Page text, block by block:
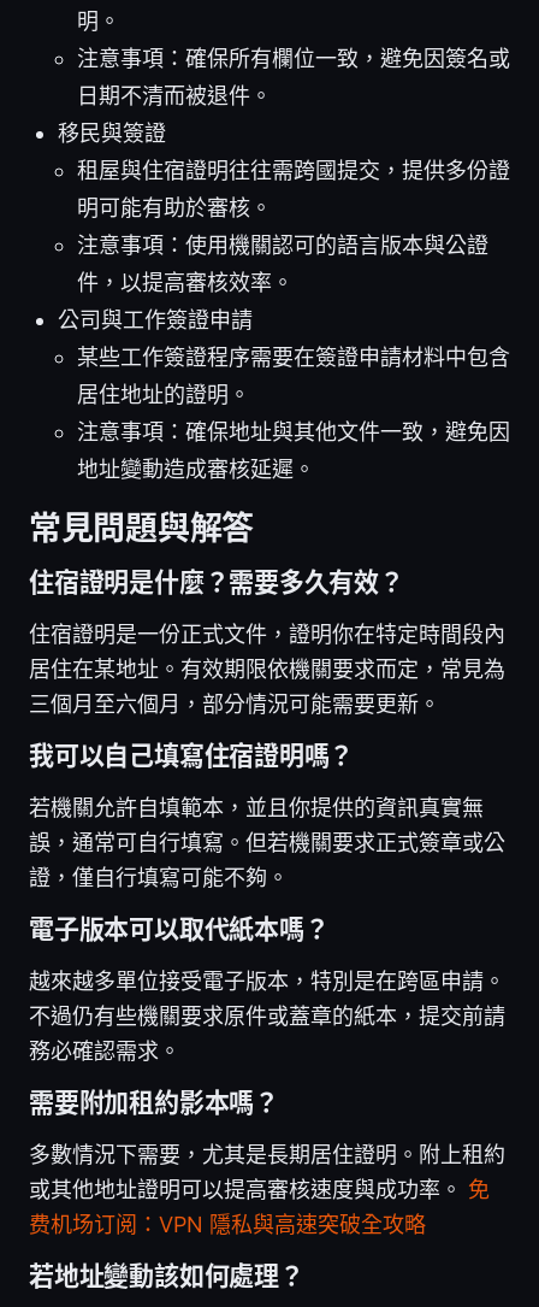
明。
注意事項：確保所有欄位一致，避免因簽名或
日期不清而被退件。
移民與簽證
租屋與住宿證明往往需跨國提交，提供多份證
明可能有助於審核。
注意事項：使用機關認可的語言版本與公證
件，以提高審核效率。
公司與工作簽證申請
某些工作簽證程序需要在簽證申請材料中包含
居住地址的證明。
注意事項：確保地址與其他文件一致，避免因
地址變動造成審核延遲。
常見問題與解答
住宿證明是什麼？需要多久有效？
住宿證明是一份正式文件，證明你在特定時間段內
居住在某地址。有效期限依機關要求而定，常見為
三個月至六個月，部分情況可能需要更新。
我可以自己填寫住宿證明嗎？
若機關允許自填範本，並且你提供的資訊真實無
誤，通常可自行填寫。但若機關要求正式簽章或公
證，僅自行填寫可能不夠。
電子版本可以取代紙本嗎？
越來越多單位接受電子版本，特別是在跨區申請。
不過仍有些機關要求原件或蓋章的紙本，提交前請
務必確認需求。
需要附加租約影本嗎？
多數情況下需要，尤其是長期居住證明。附上租約
或其他地址證明可以提高審核速度與成功率。 免
费机场订阅：VPN 隱私與高速突破全攻略
若地址變動該如何處理？